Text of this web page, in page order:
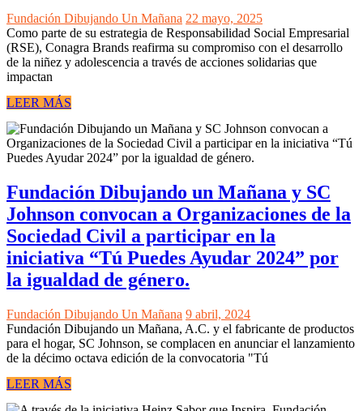
Fundación Dibujando Un Mañana 22 mayo, 2025
Como parte de su estrategia de Responsabilidad Social Empresarial
(RSE), Conagra Brands reafirma su compromiso con el desarrollo
de la niñez y adolescencia a través de acciones solidarias que
impactan
LEER MÁS
Fundación Dibujando un Mañana y SC
Johnson convocan a Organizaciones de la
Sociedad Civil a participar en la
iniciativa “Tú Puedes Ayudar 2024” por
la igualdad de género.
Fundación Dibujando Un Mañana 9 abril, 2024
Fundación Dibujando un Mañana, A.C. y el fabricante de productos
para el hogar, SC Johnson, se complacen en anunciar el lanzamiento
de la décimo octava edición de la convocatoria "Tú
LEER MÁS